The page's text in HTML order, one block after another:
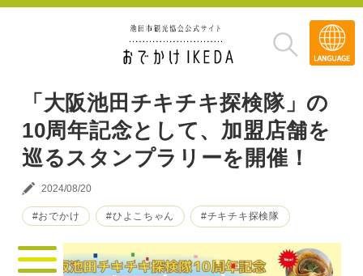
「大阪池田チキチキ探検隊」の
10周年記念として、加盟店舗を
巡るスタンプラリーを開催！
2024/08/20
#おでかけ #ひよこちゃん #チキチキ探検隊
»